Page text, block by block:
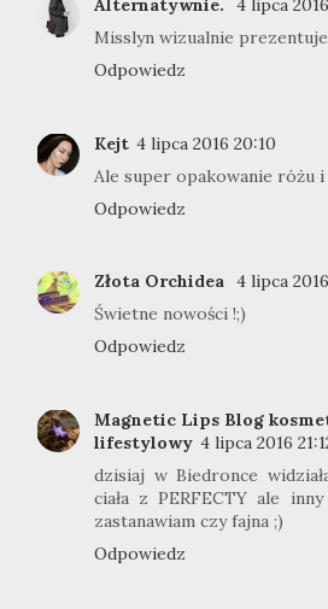
Alternatywnie.
4 lipca
Misslyn wizualnie
Odpowiedz
Kejt 4 lipca 2016 20:10
Ale super opakowanie różu
Odpowiedz
Złota Orchidea 4 lipca
Świetne nowości !;)
Odpowiedz
Magnetic Lips Blog
lifestylowy 4 lipca 2016
dzisiaj w Biedronce
ciała z PERFECTY ale
zastanawiam czy fajna ;)
Odpowiedz